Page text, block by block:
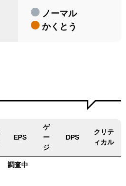
ノーマル
かくとう
EPS
ゲ
ー
ジ
DPS
クリテ
ィカル
調査中